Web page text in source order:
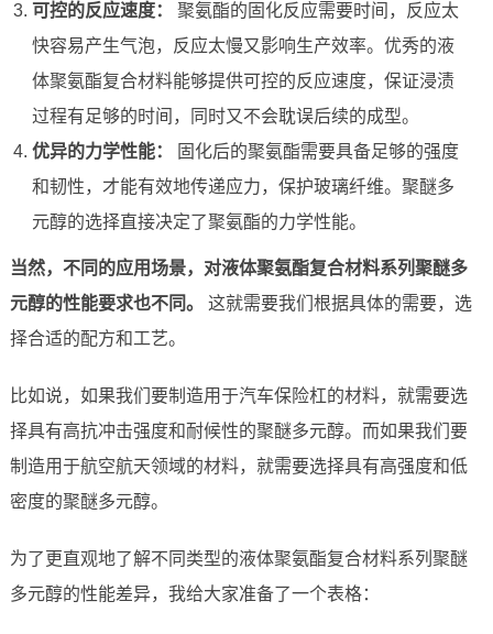
可控的反应速度：
聚氨酯的固化反应需要时间，反应太
快容易产生气泡，反应太慢又影响生产效率。优秀的液
体聚氨酯复合材料能够提供可控的反应速度，保证浸渍
过程有足够的时间，同时又不会耽误后续的成型。
优异的力学性能：
固化后的聚氨酯需要具备足够的强度
和韧性，才能有效地传递应力，保护玻璃纤维。聚醚多
元醇的选择直接决定了聚氨酯的力学性能。
当然，不同的应用场景，对液体聚氨酯复合材料系列聚醚多
元醇的性能要求也不同。
这就需要我们根据具体的需要，选
择合适的配方和工艺。
比如说，如果我们要制造用于汽车保险杠的材料，就需要选
择具有高抗冲击强度和耐候性的聚醚多元醇。而如果我们要
制造用于航空航天领域的材料，就需要选择具有高强度和低
密度的聚醚多元醇。
为了更直观地了解不同类型的液体聚氨酯复合材料系列聚醚
多元醇的性能差异，我给大家准备了一个表格：